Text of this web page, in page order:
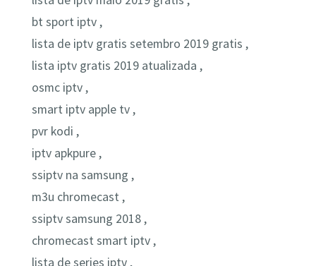
bt sport iptv ,
lista de iptv gratis setembro 2019 gratis ,
lista iptv gratis 2019 atualizada ,
osmc iptv ,
smart iptv apple tv ,
pvr kodi ,
iptv apkpure ,
ssiptv na samsung ,
m3u chromecast ,
ssiptv samsung 2018 ,
chromecast smart iptv ,
lista de series iptv ,